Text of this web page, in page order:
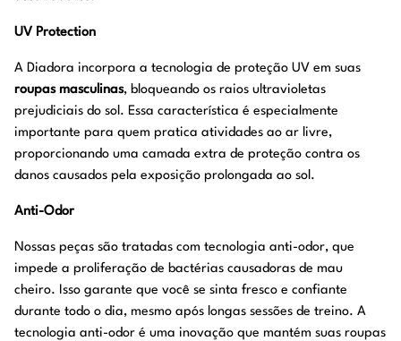
UV Protection
A Diadora incorpora a tecnologia de proteção UV em suas
roupas masculinas, bloqueando os raios ultravioletas
prejudiciais do sol. Essa característica é especialmente
importante para quem pratica atividades ao ar livre,
proporcionando uma camada extra de proteção contra os
danos causados pela exposição prolongada ao sol.
Anti-Odor
Nossas peças são tratadas com tecnologia anti-odor, que
impede a proliferação de bactérias causadoras de mau
cheiro. Isso garante que você se sinta fresco e confiante
durante todo o dia, mesmo após longas sessões de treino. A
tecnologia anti-odor é uma inovação que mantém suas roupas